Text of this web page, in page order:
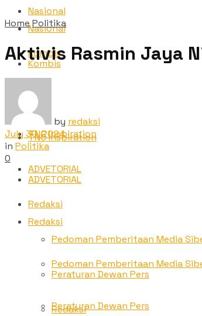
Nasional
Kombis
OPINI
TNC Inspiration
ADVETORIAL
Redaksi
Pedoman Pemberitaan Media
Peraturan Dewan Pers
Nasional
Kombis
OPINI
TNC Inspiration
ADVETORIAL
Redaksi
Pedoman Pemberitaan Media
Peraturan Dewan Pers
Redaksi
HomePolitika
Aktivis Rasmin Jaya
by redaksi
July 30, 2024
in Politika
0